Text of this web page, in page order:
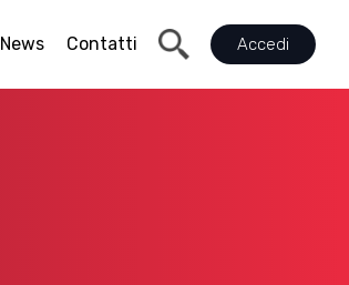
News Contatti Accedi